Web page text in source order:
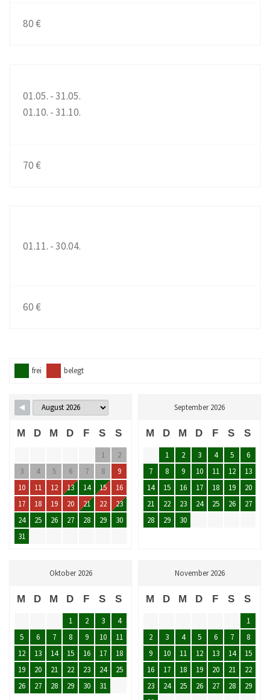
80 €
01.05. - 31.05.
01.10. - 31.10.
70 €
01.11. - 30.04.
60 €
frei belegt
M D M D F S S
1
2
3
4 5 6 7 8
9
10
11 12 13 14 15
16
17
18 19 20 21 22
23
24
25 26 27 28 29
30
31
September 2026
M D M D F S S
1 2 3 4 5
6
7
8 9 10 11 12
13
14
15 16 17 18 19
20
21
22 23 24 25 26
27
28
29 30
Oktober 2026
M D M D F S S
1 2 3
4
5
6 7 8 9 10
11
12
13 14 15 16 17
18
19
20 21 22 23 24
25
26
27 28 29 30 31
November 2026
M D M D F S S
1
2
3 4 5 6 7
8
9
10 11 12 13 14
15
16
17 18 19 20 21
22
23
24 25 26 27 28
29